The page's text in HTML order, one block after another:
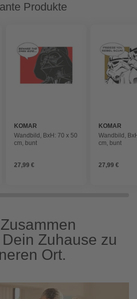
Produkte
KOMAR
Wandbild, BxH: 70 x 50
cm, bunt
27,99 €
KOMAR
Wandbild,
cm, bunt
27,99 €
Zuhause zu
Ort.